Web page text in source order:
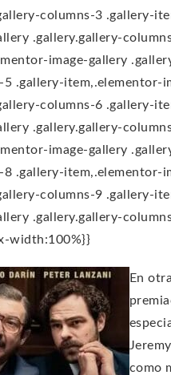
columns-3 .gallery-
.gallery.gallery-
image-gallery
5 .gallery-item,.elementor-
columns-6 .gallery-
.gallery.gallery-
image-gallery
8 .gallery-item,.elementor-
columns-9 .gallery-
.gallery.gallery-
width:100%}}
En
como